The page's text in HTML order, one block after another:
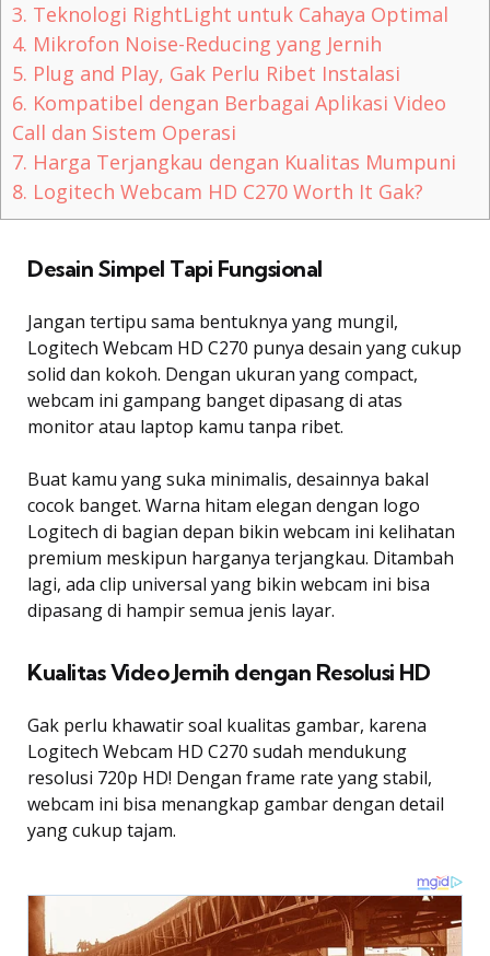
3. Teknologi RightLight untuk Cahaya Optimal
4. Mikrofon Noise-Reducing yang Jernih
5. Plug and Play, Gak Perlu Ribet Instalasi
6. Kompatibel dengan Berbagai Aplikasi Video
Call dan Sistem Operasi
7. Harga Terjangkau dengan Kualitas Mumpuni
8. Logitech Webcam HD C270 Worth It Gak?
Desain Simpel Tapi Fungsional
Jangan tertipu sama bentuknya yang mungil,
Logitech Webcam HD C270 punya desain yang cukup
solid dan kokoh. Dengan ukuran yang compact,
webcam ini gampang banget dipasang di atas
monitor atau laptop kamu tanpa ribet.
Buat kamu yang suka minimalis, desainnya bakal
cocok banget. Warna hitam elegan dengan logo
Logitech di bagian depan bikin webcam ini kelihatan
premium meskipun harganya terjangkau. Ditambah
lagi, ada clip universal yang bikin webcam ini bisa
dipasang di hampir semua jenis layar.
Kualitas Video Jernih dengan Resolusi HD
Gak perlu khawatir soal kualitas gambar, karena
Logitech Webcam HD C270 sudah mendukung
resolusi 720p HD! Dengan frame rate yang stabil,
webcam ini bisa menangkap gambar dengan detail
yang cukup tajam.